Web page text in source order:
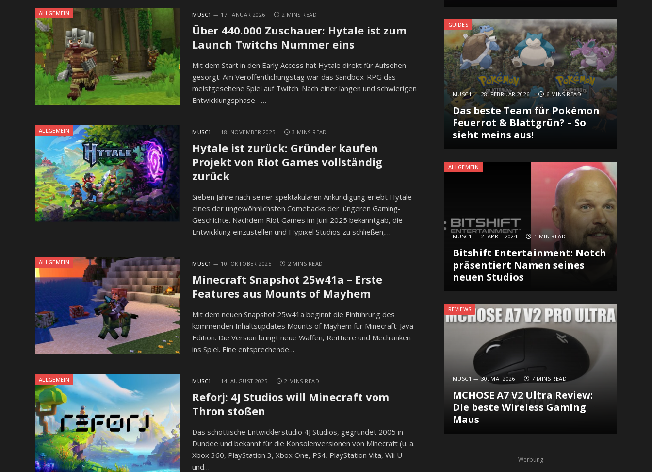
ALLGEMEIN MUSC1 17. JANUAR 2026 2 MINS READ
Über 440.000 Zuschauer: Hytale ist zum
Launch Twitchs Nummer eins
Mit dem Start in den Early Access hat Hytale direkt für Aufsehen
gesorgt: Am Veröffentlichungstag war das Sandbox-RPG das
meistgesehene Spiel auf Twitch. Nach einer langen und schwierigen
Entwicklungsphase –…
ALLGEMEIN MUSC1 18. NOVEMBER 2025 3 MINS READ
Hytale ist zurück: Gründer kaufen
Projekt von Riot Games vollständig
zurück
Sieben Jahre nach seiner spektakulären Ankündigung erlebt Hytale
eines der ungewöhnlichsten Comebacks der jüngeren Gaming-
Geschichte. Nachdem Riot Games im Juni 2025 bekanntgab, die
Entwicklung einzustellen und Hypixel Studios zu schließen,…
ALLGEMEIN MUSC1 10. OKTOBER 2025 2 MINS READ
Minecraft Snapshot 25w41a – Erste
Features aus Mounts of Mayhem
Mit dem neuen Snapshot 25w41a beginnt die Einführung des
kommenden Inhaltsupdates Mounts of Mayhem für Minecraft: Java
Edition. Die Version bringt neue Waffen, Reittiere und Mechaniken
ins Spiel. Eine entsprechende…
ALLGEMEIN MUSC1 14. AUGUST 2025 2 MINS READ
Reforj: 4J Studios will Minecraft vom
Thron stoßen
Das schottische Entwicklerstudio 4J Studios, gegründet 2005 in
Dundee und bekannt für die Konsolenversionen von Minecraft (u. a.
Xbox 360, PlayStation 3, Xbox One, PS4, PlayStation Vita, Wii U
und…
GUIDES
MUSC1 28. FEBRUAR 2026 6 MINS READ
Das beste Team für Pokémon
Feuerrot & Blattgrün? – So
sieht meins aus!
ALLGEMEIN
MUSC1 2. APRIL 2024 1 MIN READ
Bitshift Entertainment: Notch
präsentiert Namen seines
neuen Studios
REVIEWS
MUSC1 30. MAI 2026 7 MINS READ
MCHOSE A7 V2 Ultra Review:
Die beste Wireless Gaming
Maus
Werbung